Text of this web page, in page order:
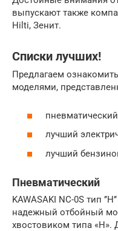
выпускают также
Hilti, Зенит.
Списки лучших!
Предлагаем
моделями,
лучший
лучший
Пневматический
KAWASAKI NC-0S тип
надежный отбойный
хвостовиком типа